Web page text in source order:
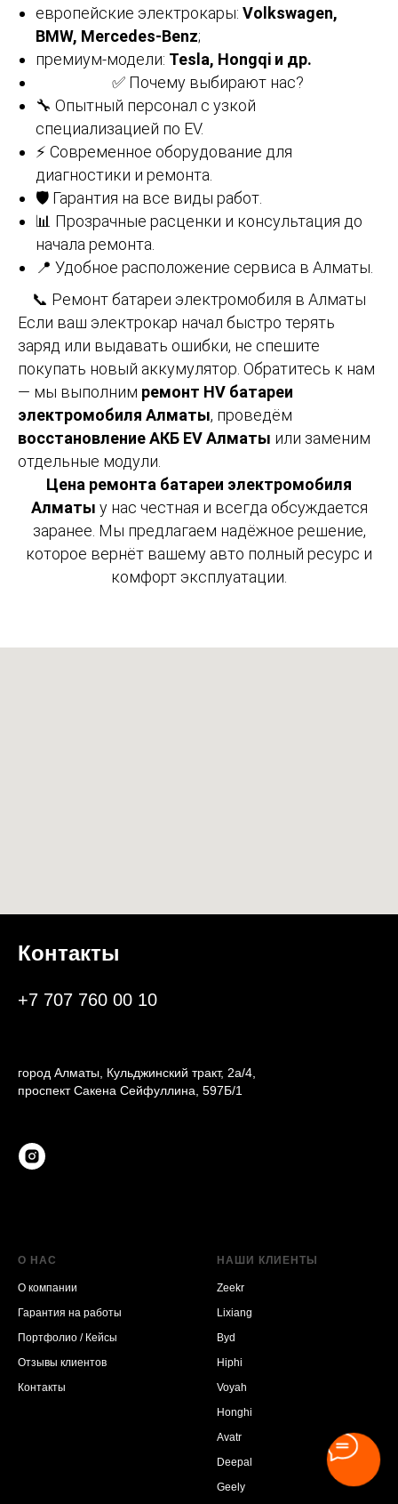
европейские электрокары: Volkswagen,
BMW, Mercedes-Benz;
премиум-модели: Tesla, Hongqi и др.
✅ Почему выбирают нас?
🔧 Опытный персонал с узкой
специализацией по EV.
⚡ Современное оборудование для
диагностики и ремонта.
🛡 Гарантия на все виды работ.
📊 Прозрачные расценки и консультация до
начала ремонта.
📍 Удобное расположение сервиса в Алматы.
📞 Ремонт батареи электромобиля в Алматы
Если ваш электрокар начал быстро терять
заряд или выдавать ошибки, не спешите
покупать новый аккумулятор. Обратитесь к нам
— мы выполним ремонт HV батареи
электромобиля Алматы, проведём
восстановление АКБ EV Алматы или заменим
отдельные модули.
Цена ремонта батареи электромобиля
Алматы у нас честная и всегда обсуждается
заранее. Мы предлагаем надёжное решение,
которое вернёт вашему авто полный ресурс и
комфорт эксплуатации.
Контакты
+7 707 760 00 10
город Алматы, Кульджинский тракт, 2а/4,
проспект Сакена Сейфуллина, 597Б/1
О НАС
О компании
Гарантия на работы
Портфолио / Кейсы
Отзывы клиентов
Контакты
НАШИ КЛИЕНТЫ
Zeekr
Lixiang
Byd
Hiphi
Voyah
Honghi
Avatr
Deepal
Geely